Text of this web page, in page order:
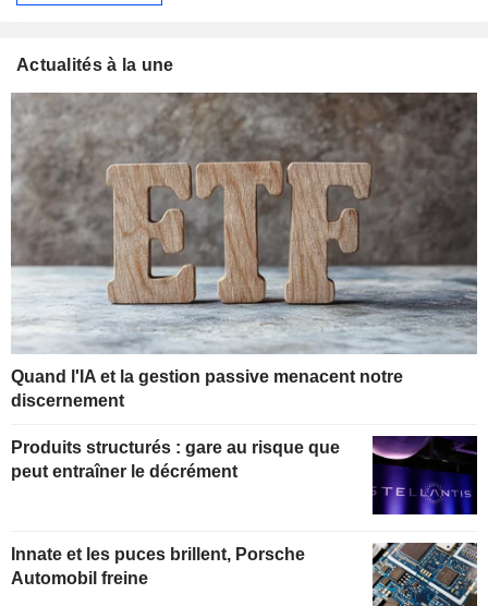
Actualités à la une
Quand l'IA et la gestion passive menacent notre
discernement
Produits structurés : gare au risque que
peut entraîner le décrément
Innate et les puces brillent, Porsche
Automobil freine